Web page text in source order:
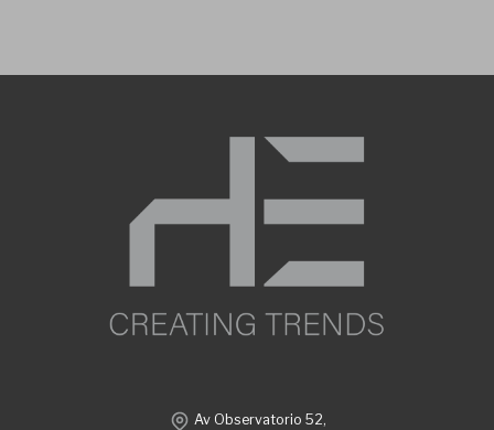
Av Observatorio 52,